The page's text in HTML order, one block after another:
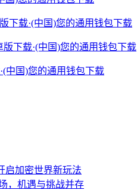
下载·(中国)您的通用钱包下载
版下载·(中国)您的通用钱包下载
中国)您的通用钱包下载
启加密世界新玩法
，机遇与挑战并存